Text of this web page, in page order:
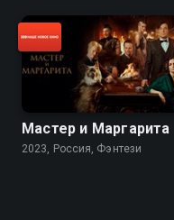
Мастер и Маргарита
2023, Россия, Фэнтези